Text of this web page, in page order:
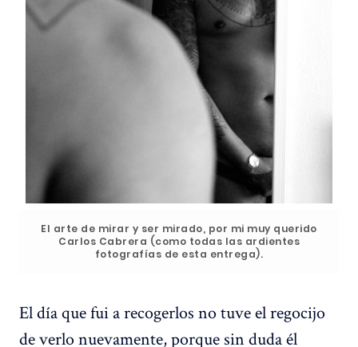
El arte de mirar y ser mirado, por mi muy querido
Carlos Cabrera (como todas las ardientes
fotografías de esta entrega).
El día que fui a recogerlos no tuve el regocijo
de verlo nuevamente, porque sin duda él